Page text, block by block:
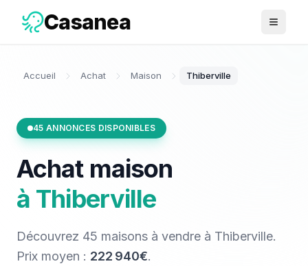
Casanea Ouvrir
Accueil Achat Maison Thiberville
45 ANNONCES DISPONIBLES
Achat maison
à Thiberville
Découvrez 45 maisons à vendre à Thiberville.
Prix moyen : 222 940€.